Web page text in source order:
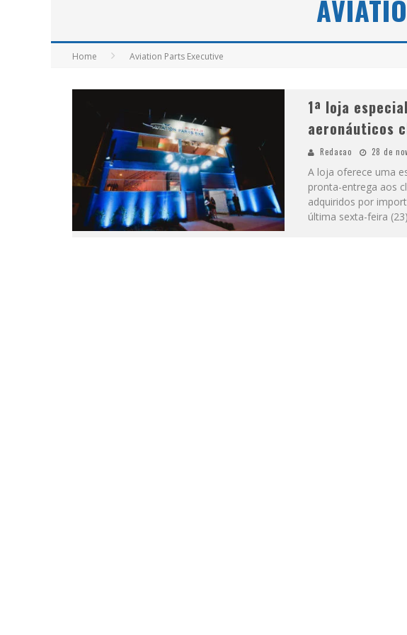
Home Aviation Parts Executive
1ª loja
aeronáuticos
Redacao 28 de
A loja oferece uma
pronta-entrega aos
adquiridos por
última sexta-feira